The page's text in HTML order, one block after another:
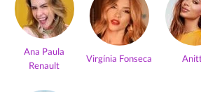
Ana Paula
Renault
Virgínia Fonseca